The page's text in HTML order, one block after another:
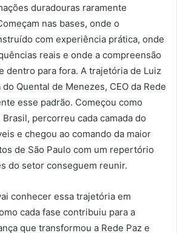
duradouras raramente
nas bases, onde o
com experiência prática, onde
reais e onde a compreensão
dentro para fora. A trajetória de Luiz
Quental de Menezes, CEO da Rede
esse padrão. Começou como
percorreu cada camada do
e chegou ao comando da maior
de São Paulo com um repertório
do setor conseguem reunir.
conhecer essa trajetória em
cada fase contribuiu para a
que transformou a Rede Paz e